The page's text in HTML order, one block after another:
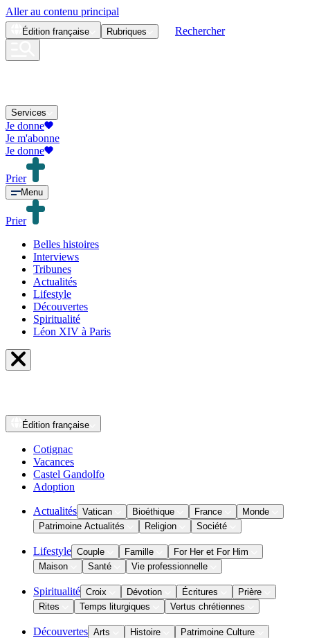
Aller au contenu principal
Édition française Rubriques Rechercher
Services
Je donne
Je m'abonne
Je donne
Prier
Menu
Prier
Belles histoires
Interviews
Tribunes
Actualités
Lifestyle
Découvertes
Spiritualité
Léon XIV à Paris
Édition française
Cotignac
Vacances
Castel Gandolfo
Adoption
Actualités Vatican Bioéthique France
Monde
Patrimoine Actualités
Religion Société
Lifestyle Couple Famille
For Her et For Him
Maison
Santé Vie professionnelle
Spiritualité Croix Dévotion Écritures
Prière
Rites
Temps liturgiques Vertus chrétiennes
Découvertes Arts Histoire
Patrimoine Culture